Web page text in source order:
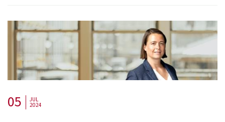
05 JUL
2024